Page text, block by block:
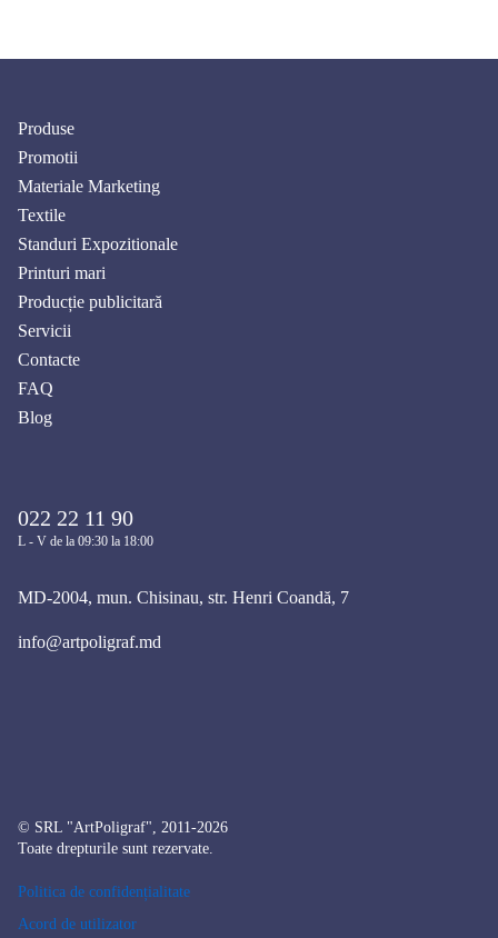
Produse
Promotii
Materiale Marketing
Textile
Standuri Expozitionale
Printuri mari
Producție publicitară
Servicii
Contacte
FAQ
Blog
022 22 11 90
L - V de la 09:30 la 18:00
MD-2004, mun. Chisinau, str. Henri Coandă, 7
info@artpoligraf.md
© SRL "ArtPoligraf", 2011-2026
Toate drepturile sunt rezervate.
Politica de confidențialitate
Acord de utilizator